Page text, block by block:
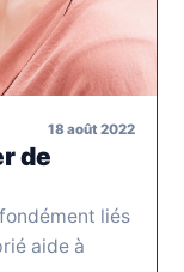
18 août 2022
de
liés
aide à